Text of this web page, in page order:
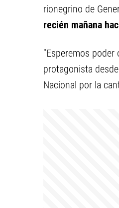
rionegrino de
recién mañana
"Esperemos
protagonista
Nacional por la